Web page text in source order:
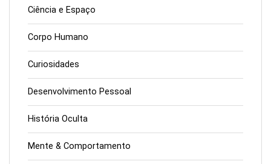
Ciência e Espaço
Corpo Humano
Curiosidades
Desenvolvimento Pessoal
História Oculta
Mente & Comportamento